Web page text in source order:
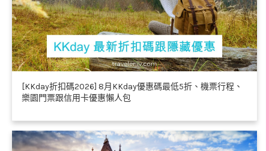
[KKday折扣碼2026] 8月KKday優惠碼最低5折、機票行程、
樂園門票跟信用卡優惠懶人包